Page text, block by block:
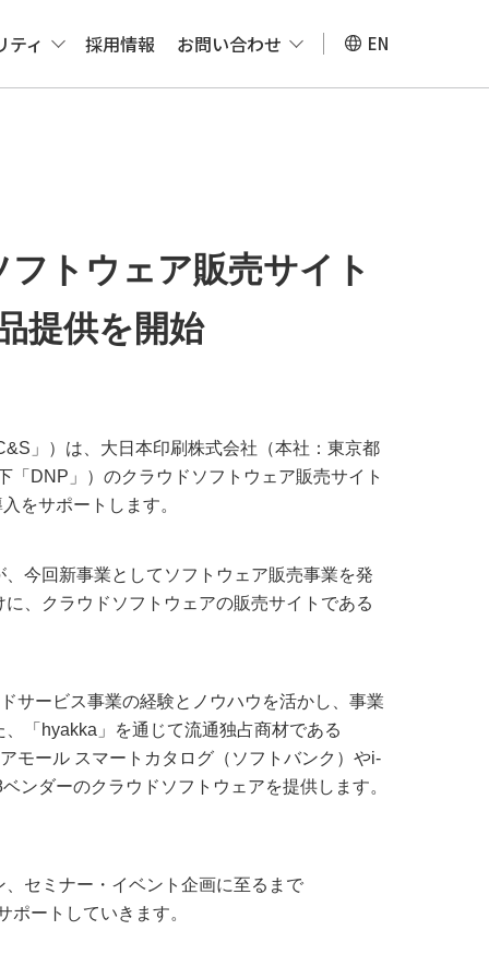
EN
ティ 採用情報 お問い合わせ
トウェア販売サイト
提供を開始
」）は、大日本印刷株式会社（本社：東京都
DNP」）のクラウドソフトウェア販売サイト
をサポートします。
今回新事業としてソフトウェア販売事業を発
、クラウドソフトウェアの販売サイトである
サービス事業の経験とノウハウを活かし、事業
「hyakka」を通じて流通独占商材である
モール スマートカタログ（ソフトバンク）やi-
ンダーのクラウドソフトウェアを提供します。
セミナー・イベント企画に至るまで
ートしていきます。